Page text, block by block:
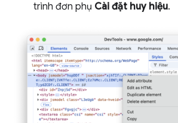
trình đơn phụ Cài đặt huy hiệu.